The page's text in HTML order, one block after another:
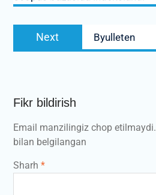
Next
Next
post:
Byulleten
Fikr bildirish
Email manzilingiz chop etilmaydi.
bilan belgilangan
Sharh *